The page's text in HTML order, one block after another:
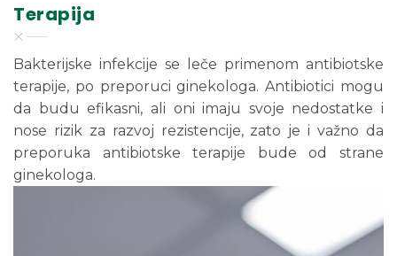
Terapija
Bakterijske infekcije se leče primenom antibiotske
terapije, po preporuci ginekologa. Antibiotici mogu
da budu efikasni, ali oni imaju svoje nedostatke i
nose rizik za razvoj rezistencije, zato je i važno da
preporuka antibiotske terapije bude od strane
ginekologa.